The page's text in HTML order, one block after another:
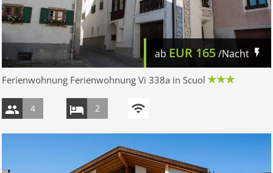
ab EUR 165/Nacht
Ferienwohnung Ferienwohnung Vi 338a in Scuol
4 2